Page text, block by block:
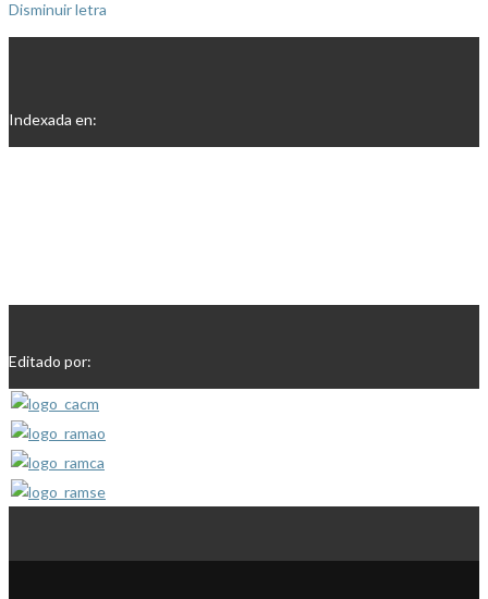
Disminuir letra
Indexada en:
Editado por: